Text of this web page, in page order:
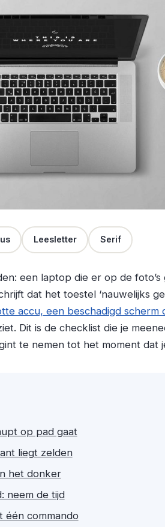
Leesletter Serif
een laptop die er op de foto’s
dat het toestel ‘nauwelijks
accu, een beschadigd scherm
Dit is de checklist die je
te nemen tot het moment dat
op pad gaat
liegt zelden
het donker
neem de tijd
één commando